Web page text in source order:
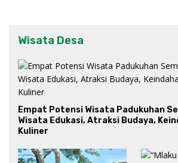
Wisata Desa
Empat Potensi Wisata Padukuhan
Wisata Edukasi, Atraksi Budaya,
Kuliner